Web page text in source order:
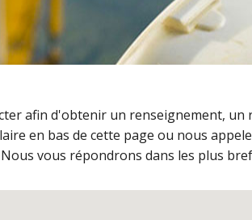
afin d'obtenir un renseignement, un
en bas de cette page ou nous
Nous vous répondrons dans les plus